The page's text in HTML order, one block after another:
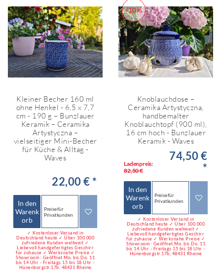
Kleiner Becher 160 ml
ohne Henkel - 6,5 x 7,7
cm - 190 g – Bunzlauer
Keramik – Ceramika
Artystyczna –
vielseitiger Mini-Becher
für Küche & Alltag -
Waves
22,00 € *
In den
Warenk
orb
Preise für
Privatkunden
✓ Kostenloser Versand in
Deutschland heute ✓ Über 100.000
zufriedene Kunden weltweit ✓
Liebevoll handgefertigtes Geschirr
für zuhause ✓ Werksnahe Preise ✓
Showroom : Geöffnet Mo. bis Do. 11
bis 14 Uhr - Freitags 15 bis 18 Uhr -
Hünenborgstr.17b, 48431 Rheine
-10%
Knoblauchdose –
Ceramika Artystyczna,
handbemalter
Knoblauchtopf (900 ml),
16 cm hoch - Bunzlauer
Keramik - Waves
Ladenpreis:
82,50 €
74,50 €
*
In den
Warenk
orb
Preise für
Privatkunden
✓ Kostenloser Versand in
Deutschland heute ✓ Über 100.000
zufriedene Kunden weltweit ✓
Liebevoll handgefertigtes Geschirr
für zuhause ✓ Werksnahe Preise ✓
Showroom : Geöffnet Mo. bis Do. 11
bis 14 Uhr - Freitags 15 bis 18 Uhr -
Hünenborgstr.17b, 48431 Rheine